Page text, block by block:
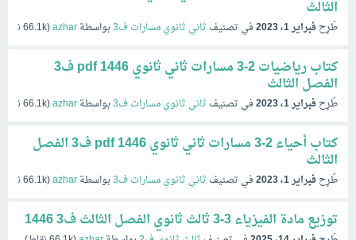
الثالث
طُرِحفبراير 1، 2023 في تصنيف ثاني ثانوي مسارات ف3 بواسطةazhar
(
66.1k
كتاب رياضيات 2-3 مسارات ثاني ثانوي pdf 1446 ف3
الفصل الثالث
طُرِحفبراير 1، 2023 في تصنيف ثاني ثانوي مسارات ف3 بواسطةazhar
(
66.1k
كتاب أحياء 2-3 مسارات ثاني ثانوي pdf 1446 ف3 الفصل
الثالث
طُرِحفبراير 1، 2023 في تصنيف ثاني ثانوي مسارات ف3 بواسطةazhar
(
66.1k
توزيع مادة الفيزياء 3-3 ثالث ثانوي الفصل الثالث ف3 1446